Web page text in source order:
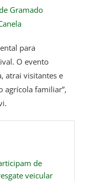
Gramado
para
O evento
atrai visitantes e
agrícola familiar”,
de
veicular